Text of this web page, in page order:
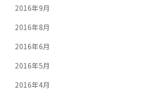
2016年9月
2016年8月
2016年6月
2016年5月
2016年4月